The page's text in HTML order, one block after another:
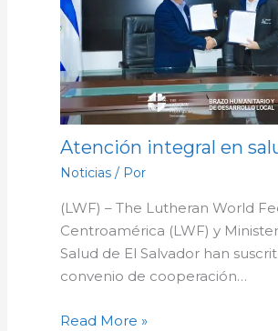
Atención integral en
Noticias/ Por
(LWF) – The Lutheran World
Centroamérica (LWF) y
Salud de El Salvador han
convenio de cooperación…
Read More »